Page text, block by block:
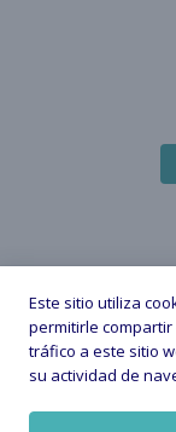
Este sitio utiliza
permitirle
tráfico a este sitio
su actividad de